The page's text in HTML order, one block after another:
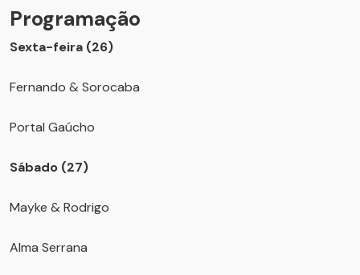
Programação
Sexta-feira (26)
Fernando & Sorocaba
Portal Gaúcho
Sábado (27)
Mayke & Rodrigo
Alma Serrana